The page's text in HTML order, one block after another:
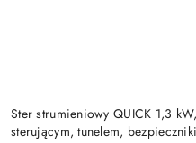
Ster strumieniowy QUICK 1,3
sterującym, tunelem,